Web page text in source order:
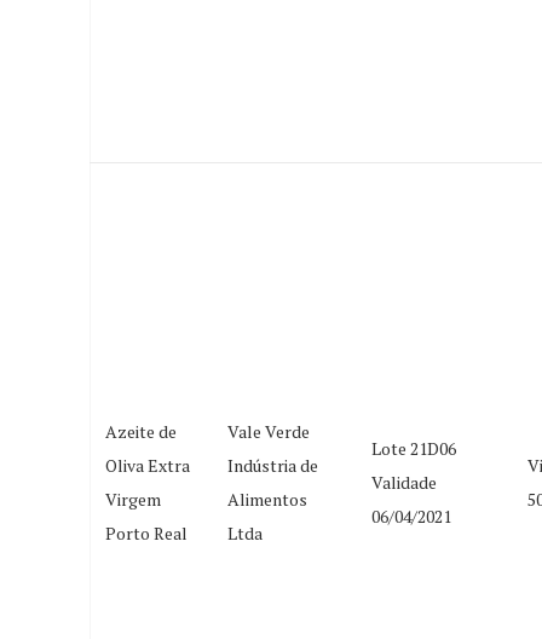
Azeite de
Oliva Extra
Virgem
Porto Real
Vale Verde
Indústria de
Alimentos
Ltda
Lote 21D06
Validade
06/04/2021